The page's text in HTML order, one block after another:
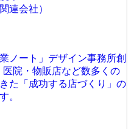
連会社）
ノート」 デザイン事務所創
院・物販店など数多くの
た「成功する店づくり」の
。